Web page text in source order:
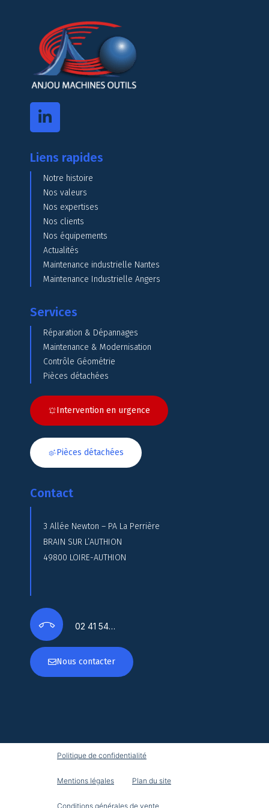
Liens rapides
Notre histoire
Nos valeurs
Nos expertises
Nos clients
Nos équipements
Actualités
Maintenance industrielle Nantes
Maintenance Industrielle Angers
Services
Réparation & Dépannages
Maintenance & Modernisation
Contrôle Géométrie
Pièces détachées
Intervention en urgence
Pièces détachées
Contact
3 Allée Newton – PA La Perrière
BRAIN SUR L’AUTHION
49800 LOIRE-AUTHION
02 41 54…
Nous contacter
Politique de confidentialité
Mentions légales Plan du site
Conditions générales de vente